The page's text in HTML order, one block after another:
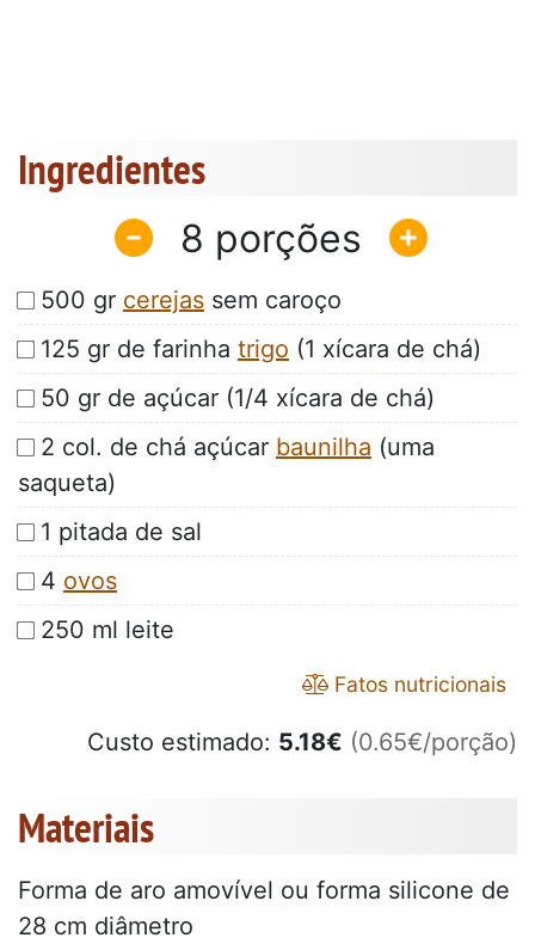
Ingredientes
8
500 gr cerejas sem caroço
125 gr de farinha trigo (1 xícara de chá)
50 gr de açúcar (1/4 xícara de chá)
2 col. de chá açúcar baunilha (uma
saqueta)
1 pitada de sal
4 ovos
250 ml leite
Fatos nutricionais
Custo estimado: 5.18€ (0.65€/porção)
Materiais
Forma de aro amovível ou forma silicone de
28 cm diâmetro